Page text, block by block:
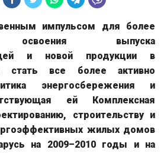
импульсом для более
освоения выпуска
и новой продукции в
стать все более активно
энергосбережения и
ей Комплексная
строительству и
жилых домов
на 2009–2010 годы и на